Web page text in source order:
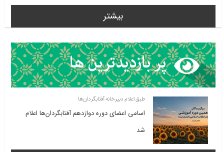
بیشتر
طبق اعلام دبیرخانه آفتابگردان‌ها
اسامی اعضای دوره دوازدهم آفتابگردان‌ها اعلام
شد